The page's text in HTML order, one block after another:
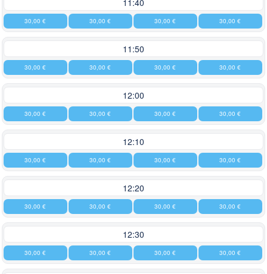
11:40
30,00 € 30,00 € 30,00 € 30,00 €
11:50
30,00 € 30,00 € 30,00 € 30,00 €
12:00
30,00 € 30,00 € 30,00 € 30,00 €
12:10
30,00 € 30,00 € 30,00 € 30,00 €
12:20
30,00 € 30,00 € 30,00 € 30,00 €
12:30
30,00 € 30,00 € 30,00 € 30,00 €